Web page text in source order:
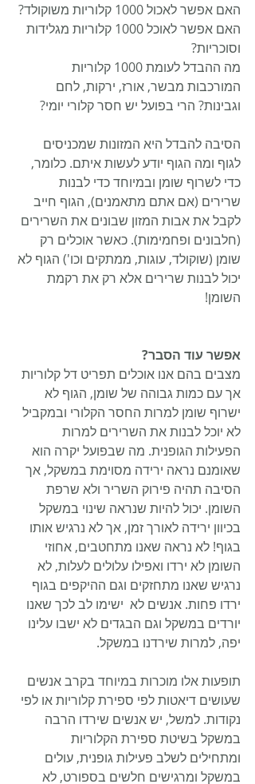
האם אפשר לאכול 1000 קלוריות משוקולד?
האם אפשר לאוכל 1000 קלוריות מגלידות
וסוכריות?
מה ההבדל לעומת 1000 קלוריות
המורכבות מבשר, אורז, ירקות, לחם
וגבינות? הרי בפועל יש חסר קלורי יומי?
הסיבה להבדל היא המזונות שמכניסים
לגוף ומה הגוף יודע לעשות איתם. כלומר,
כדי לשרוף שומן ובמיוחד כדי לבנות
שרירים (אם אתם מתאמנים), הגוף חייב
לקבל את אבות המזון שבונים את השרירים
(חלבונים ופחמימות). כאשר אוכלים רק
שומן (שוקולד, עוגות, ממתקים וכו') הגוף לא
יכול לבנות שרירים אלא רק את רקמת
השומן!
אפשר עוד הסבר?
מצבים בהם אנו אוכלים תפריט דל קלוריות
אך עם כמות גבוהה של שומן, הגוף לא
ישרוף שומן למרות החסר הקלורי ובמקביל
לא יוכל לבנות את השרירים למרות
הפעילות הגופנית. מה שבפועל יקרה הוא
שאומנם נראה ירידה מסוימת במשקל, אך
הסיבה תהיה פירוק השריר ולא שרפת
השומן. יכול להיות שנראה שינוי במשקל
בכיוון ירידה לאורך זמן, אך לא נרגיש אותו
בגוף! לא נראה שאנו מתחטבים, אחוזי
השומן לא ירדו ואפילו עלולים לעלות, לא
נרגיש שאנו מתחזקים וגם ההיקפים בגוף
ירדו פחות. אנשים לא  ישימו לב לכך שאנו
יורדים במשקל וגם הבגדים לא ישבו עלינו
יפה, למרות שירדנו במשקל.
תופעות אלו מוכרות במיוחד בקרב אנשים
שעושים דיאטות לפי ספירת קלוריות או לפי
נקודות. למשל, יש אנשים שירדו הרבה
במשקל בשיטת ספירת הקלוריות
ומתחילים לשלב פעילות גופנית, עולים
במשקל ומרגישים חלשים בספורט, לא